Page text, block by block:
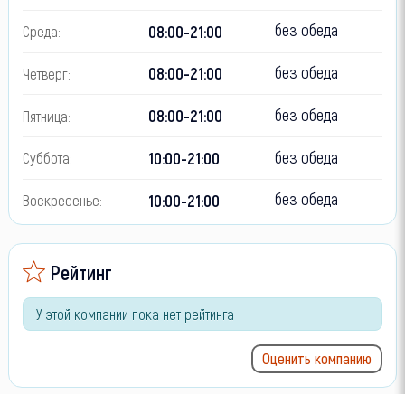
Среда: 08:00-21:00 без обеда
Четверг: 08:00-21:00 без обеда
Пятница: 08:00-21:00 без обеда
Суббота: 10:00-21:00 без обеда
Воскресенье: 10:00-21:00 без обеда
Рейтинг
У этой компании пока нет рейтинга
Оценить компанию